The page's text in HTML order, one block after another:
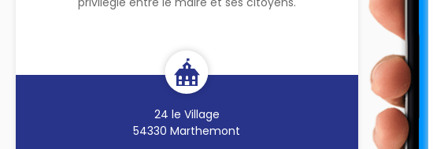
24 le Village
54330 Marthemont